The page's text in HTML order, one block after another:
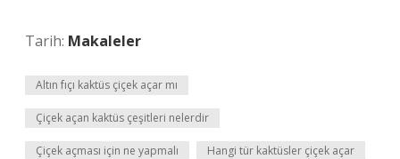
Tarih: Makaleler
Altın fıçı kaktüs çiçek açar mı
Çiçek açan kaktüs çeşitleri nelerdir
Çiçek açması için ne yapmalı Hangi tür kaktüsler çiçek açar